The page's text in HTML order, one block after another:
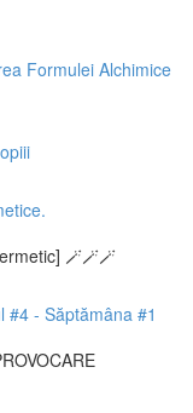
Formulei Alchimice
🪄🪄🪄
#4 - Săptămâna #1